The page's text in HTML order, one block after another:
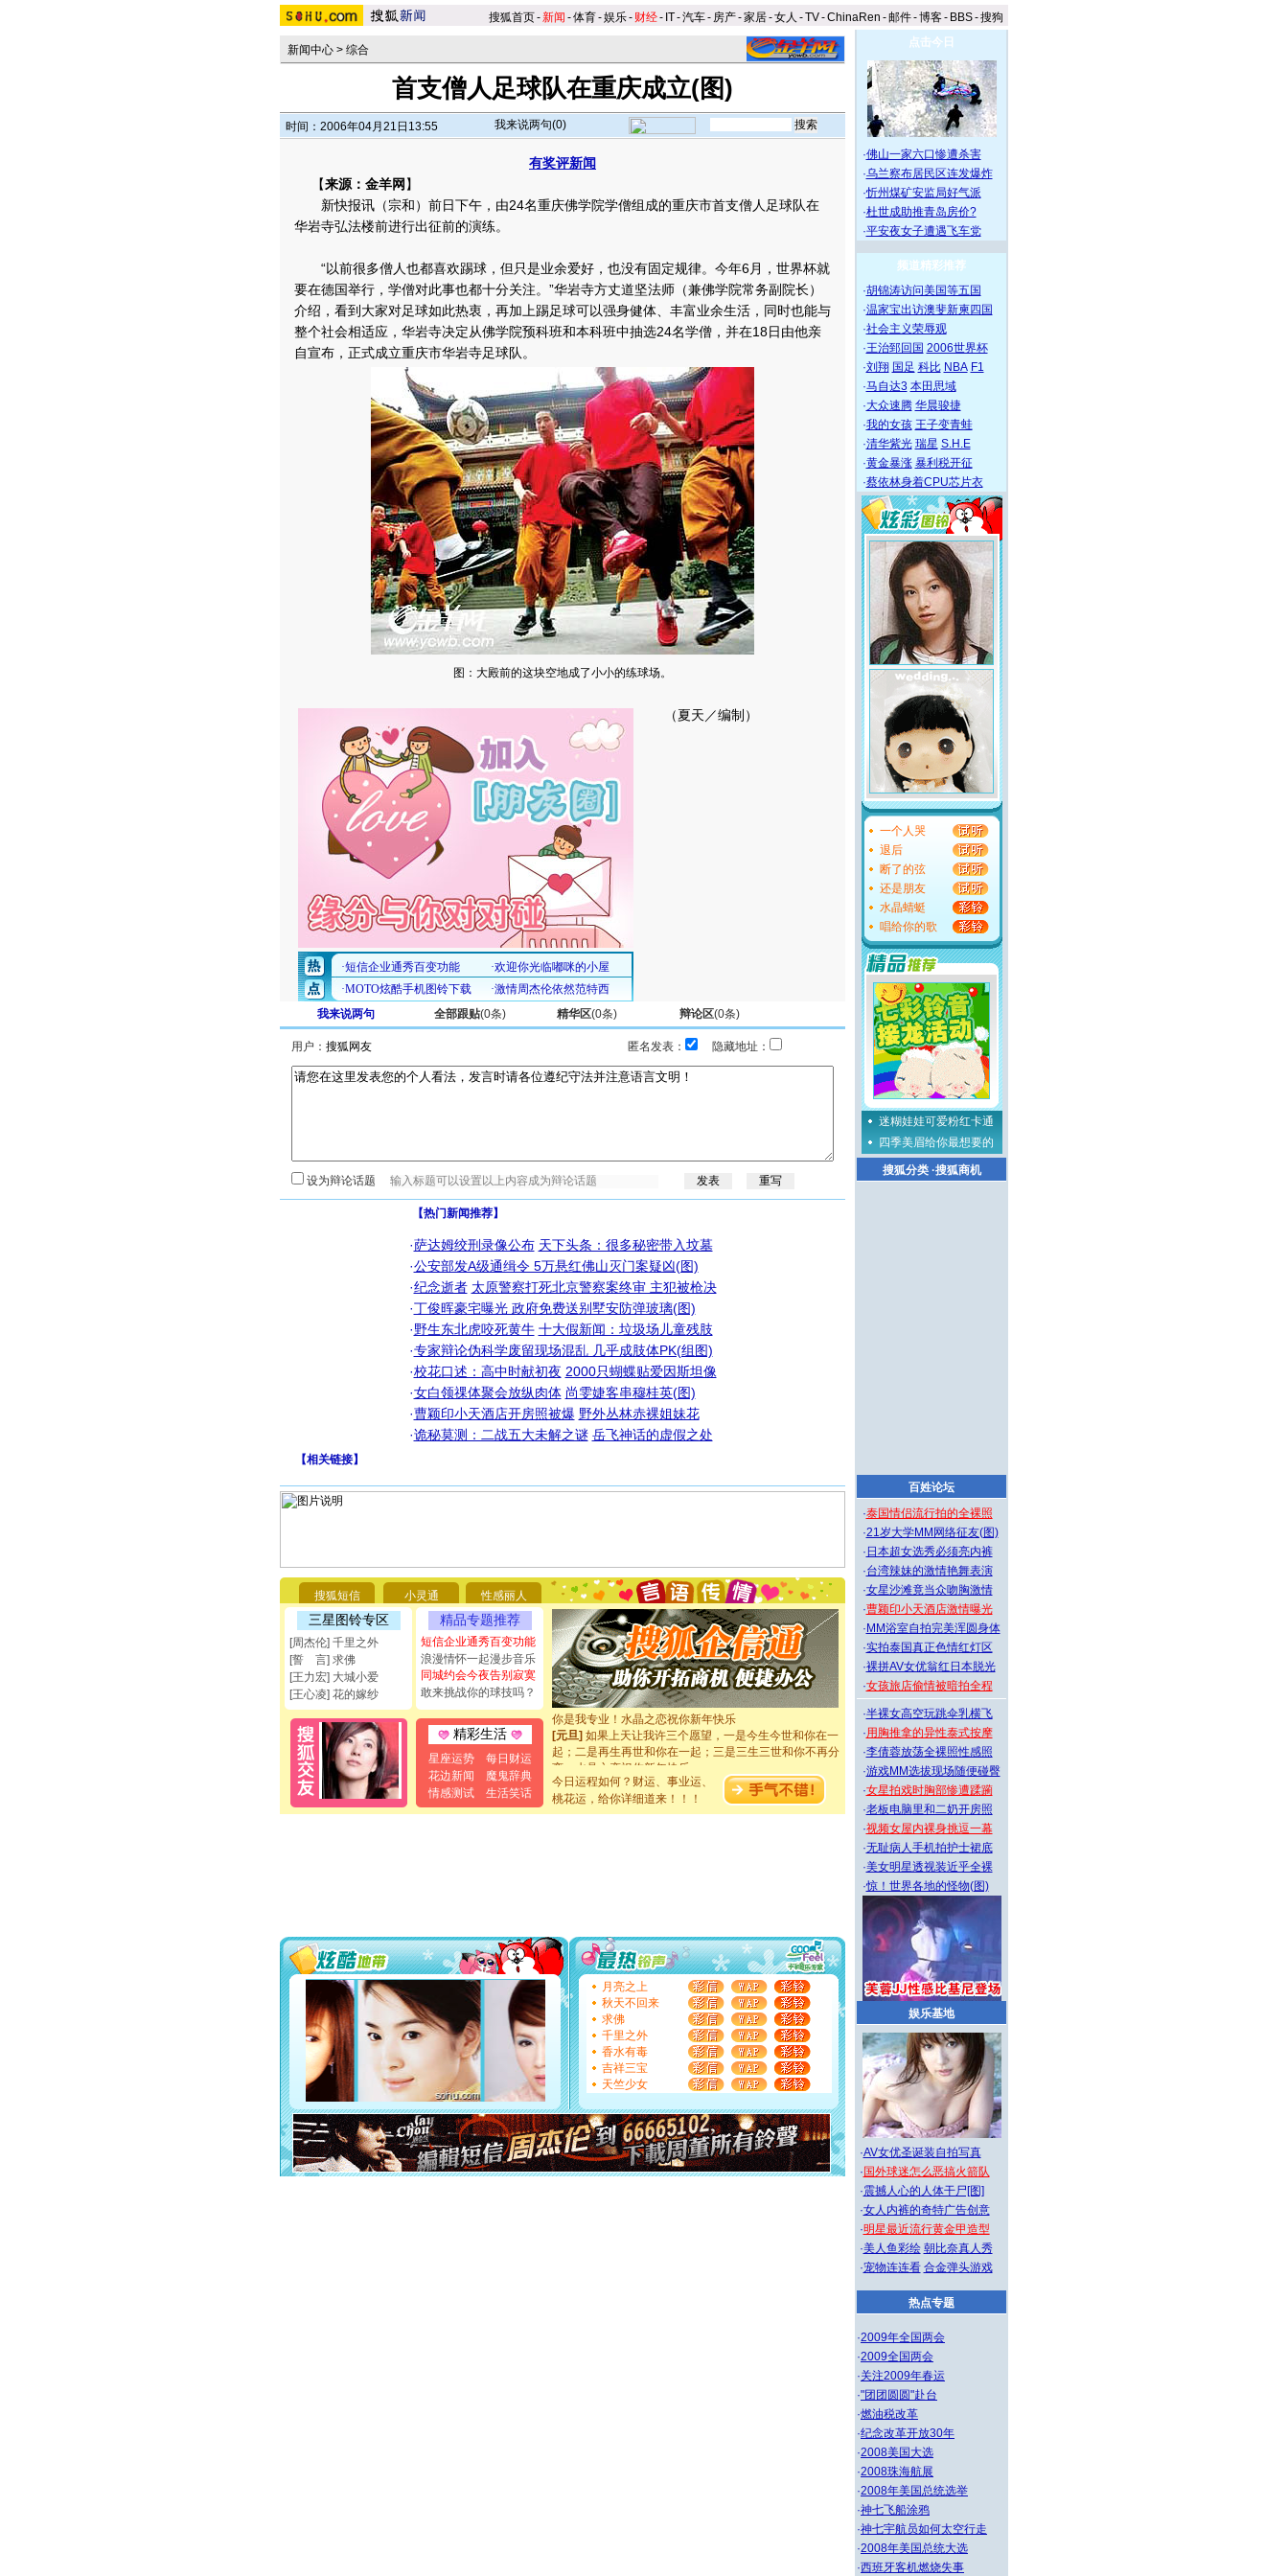
搜狐首页-新闻 -体育-娱乐- 财经- IT-汽车- 房产-家居-女人 -TV-ChinaRen -邮件-博客- BBS-搜狗
新闻中心 > 综合
首支僧人足球队在重庆成立(图)
时间：2006年04月21日13:55 我来说两句(0)
有奖评新闻
【来源：金羊网 】
新快报讯（宗和）前日下午，由24名重庆佛学院学僧组成的重庆市首支僧人足球队在
华岩寺弘法楼前进行出征前的演练。
“以前很多僧人也都喜欢踢球，但只是业余爱好，也没有固定规律。今年6月，世界杯就
要在德国举行，学僧对此事也都十分关注。”华岩寺方丈道坚法师（兼佛学院常务副院长）
介绍，看到大家对足球如此热衷，再加上踢足球可以强身健体、丰富业余生活，同时也能与
整个社会相适应，华岩寺决定从佛学院预科班和本科班中抽选24名学僧，并在18日由他亲
自宣布，正式成立重庆市华岩寺足球队。
图：大殿前的这块空地成了小小的练球场。
（夏天／编制）
我来说两句 全部跟贴(0条) 精华区(0条) 辩论区(0条)
用户： 匿名发表： 隐藏地址：
设为辩论话题
【热门新闻推荐】
·萨达姆绞刑录像公布 天下头条：很多秘密带入坟墓
·公安部发A级通缉令 5万悬红佛山灭门案疑凶(图)
·纪念逝者 太原警察打死北京警察案终审 主犯被枪决
·丁俊晖豪宅曝光 政府免费送别墅安防弹玻璃(图)
·野生东北虎咬死黄牛 十大假新闻：垃圾场儿童残肢
·专家辩论伪科学废留现场混乱 几乎成肢体PK(组图)
·校花口述：高中时献初夜 2000只蝴蝶贴爱因斯坦像
·女白领祼体聚会放纵肉体 尚雯婕客串穆桂英(图)
·曹颖印小天酒店开房照被爆 野外丛林赤裸姐妹花
·诡秘莫测：二战五大未解之谜 岳飞神话的虚假之处
【相关链接】
搜狐短信 小灵通 性感丽人
三星图铃专区
[周杰伦] 千里之外
[誓 言] 求佛
[王力宏] 大城小爱
[王心凌] 花的嫁纱
精品专题推荐
短信企业通秀百变功能
浪漫情怀一起漫步音乐
同城约会今夜告别寂寞
敢来挑战你的球技吗？
精彩生活
星座运势
每日财运
花边新闻
魔鬼辞典
情感测试
生活笑话
你太多，只有给你五千万：千万快乐！千万要健康！千万
要平安！千万要知足！千万不要忘记我！
[圣诞节]不只这样的日子才会想起你,而是这样的日子才
能正大光明地骚扰你,告诉你,圣诞要快乐!新年要快乐!天天
都要快乐噢!
[圣诞节]奉上一颗祝福的心,在这个特别的日子里,愿幸福,
如意,快乐,鲜花,一切美好的祝愿与你同在.圣诞快乐!
[元旦]看到你我会触电；看不到你我要充电；没有你我会
断电。爱你是我职业，想你是我事业，抱你是我特长，吻
你是我专业！水晶之恋祝你新年快乐
[元旦]如果上天让我许三个愿望，一是今生今世和你在一
起；二是再生再世和你在一起；三是三生三世和你不再分
离。水晶之恋祝你新年快乐
[元旦]当我狠下心扭头离去那一刻，你在我身后无助地哭
泣，这痛楚让我明白我多么爱你。我转身抱住你：这猪不
你太多，只有给你五千万：千万快乐！千万要健康！千万
要平安！千万要知足！千万不要忘记我！
[圣诞节]不只这样的日子才会想起你,而是这样的日子才
能正大光明地骚扰你,告诉你,圣诞要快乐!新年要快乐!天天
都要快乐噢!
[圣诞节]奉上一颗祝福的心,在这个特别的日子里,愿幸福,
如意,快乐,鲜花,一切美好的祝愿与你同在.圣诞快乐!
[元旦]
看到你我会触电；看不到你我要充电；没有你我会
断电。爱你是我职业，想你是我事业，抱你是我特长，吻
你是我专业！水晶之恋祝你新年快乐
[元旦]
如果上天让我许三个愿望，一是今生今世和你在一
起；二是再生再世和你在一起；三是三生三世和你不再分
离。水晶之恋祝你新年快乐
[元旦]当我狠下心扭头离去那一刻，你在我身后无助地哭
泣，这痛楚让我明白我多么爱你。我转身抱住你：这猪不
今日运程如何？财运、事业运、
桃花运，给你详细道来！！！
月亮之上
秋天不回来
求佛
千里之外
香水有毒
吉祥三宝
天竺少女
点击今日
·佛山一家六口惨遭杀害
·乌兰察布居民区连发爆炸
·忻州煤矿安监局好气派
·杜世成助推青岛房价?
·平安夜女子遭遇飞车党
频道精彩推荐
·胡锦涛访问美国等五国
·温家宝出访澳斐新柬四国
·社会主义荣辱观
·王治郅回国 2006世界杯
·刘翔 国足 科比 NBA F1
·马自达3 本田思域
·大众速腾 华晨骏捷
·我的女孩 王子变青蛙
·清华紫光 瑞星 S.H.E
·黄金暴涨 暴利税开征
·蔡依林身着CPU芯片衣
一个人哭
退后
断了的弦
还是朋友
水晶蜻蜓
唱给你的歌
迷糊娃娃可爱粉红卡通
四季美眉给你最想要的
搜狐分类·搜狐商机
百姓论坛
·泰国情侣流行拍的全裸照
·21岁大学MM网络征友(图)
· 日本超女选秀必须亮内裤
·台湾辣妹的激情艳舞表演
·女星沙滩竟当众吻胸激情
·曹颖印小天酒店激情曝光
· MM浴室自拍完美浑圆身体
·实拍泰国真正色情红灯区
·裸拼AV女优翁红日本脱光
·女孩旅店偷情被暗拍全程
·半裸女高空玩跳伞乳横飞
·用胸推拿的异性泰式按摩
·李倩蓉放荡全裸照性感照
·游戏MM选拔现场随便碰臀
·女星拍戏时胸部惨遭蹂躏
·老板电脑里和二奶开房照
·视频女屋内裸身挑逗一幕
·无耻病人手机拍护士裙底
·美女明星透视装近乎全裸
·惊！世界各地的怪物(图)
娱乐基地
·AV女优圣诞装自拍写真
· 国外球迷怎么恶搞火箭队
·震撼人心的人体干尸[图]
·女人内裤的奇特广告创意
·明星最近流行黄金甲造型
·美人鱼彩绘 朝比奈真人秀
·宠物连连看 合金弹头游戏
热点专题
·2009年全国两会
·2009全国两会
·关注2009年春运
·"团团圆圆"赴台
·燃油税改革
·纪念改革开放30年
·2008美国大选
·2008珠海航展
·2008年美国总统选举
·神七飞船涂鸦
·神七宇航员如何太空行走
·2008年美国总统大选
·西班牙客机燃烧失事